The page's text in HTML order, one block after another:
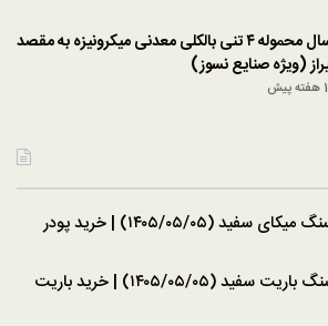
ارسال محموله ۴ تنی بالکلی معدنی میکرونیزه به مقصد
(ویژه صنایع نسوز)
1 هفته پیش
قیمت میکا طلایی و سنگ میکای سفید (۱۴۰۵/۰۵/۰۵) | خرید پودر
قیمت پودر و هر تن سنگ باریت سفید (۱۴۰۵/۰۵/۰۵) | خرید باریت